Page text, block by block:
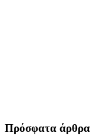
Πρόσφατα άρθρα